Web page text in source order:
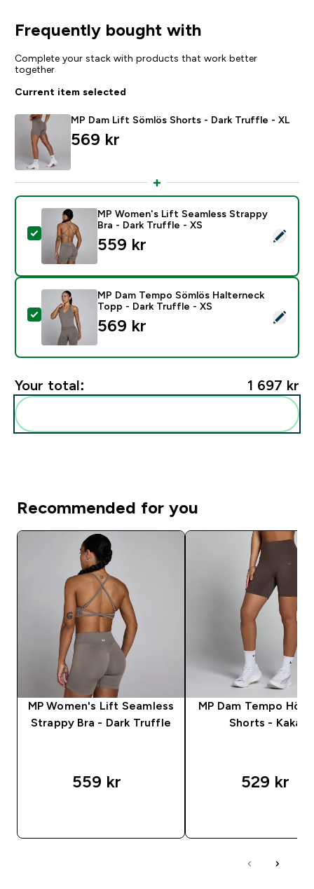
Frequently bought with
Complete your stack with products that work better
together
Current item selected
MP Dam Lift Sömlös Shorts - Dark Truffle - XL
569 kr‎
Select this product - MP Women's Lift Seamless
MP Women's Lift Seamless Strappy
Bra - Dark Truffle - XS
559 kr‎
Select this product - MP Dam Tempo Sömlös
MP Dam Tempo Sömlös Halterneck
Topp - Dark Truffle - XS
569 kr‎
Your total: 1 697 kr‎
Recommended for you
MP Women's Lift Seamless
Strappy Bra - Dark Truffle
559 kr‎
MP Dam Tempo Hög
Shorts - Kakao
529 kr‎